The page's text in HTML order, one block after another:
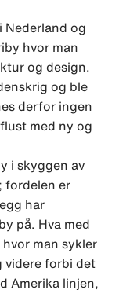
Nederland og
hvor man
og design.
og ble
derfor ingen
med ny og
i skyggen av
fordelen er
har
på. Hva med
man sykler
videre forbi det
Amerika linjen,